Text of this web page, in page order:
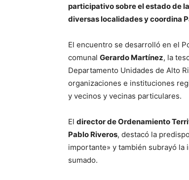
participativo sobre el estado de
diversas localidades y coordina
El encuentro se desarrolló en el
comunal Gerardo Martínez, la
Departamento Unidades de Alto
organizaciones e instituciones
y vecinos y vecinas particulares.
El director de Ordenamiento
Pablo Riveros, destacó la
importante» y también subrayó la
sumado.